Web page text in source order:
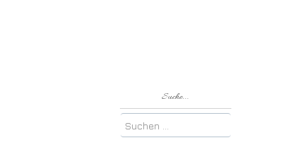
Suche...